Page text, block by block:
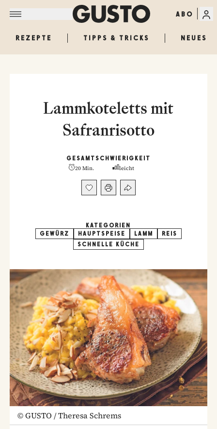
ABO
REZEPTE TIPPS & TRICKS NEUES
Lammkoteletts mit
Safranrisotto
GESAMT
20 Min.
SCHWIERIGKEIT
leicht
KATEGORIEN
GEWÜRZ
HAUPTSPEISE LAMM
REIS
SCHNELLE KÜCHE
©GUSTO / Theresa Schrems